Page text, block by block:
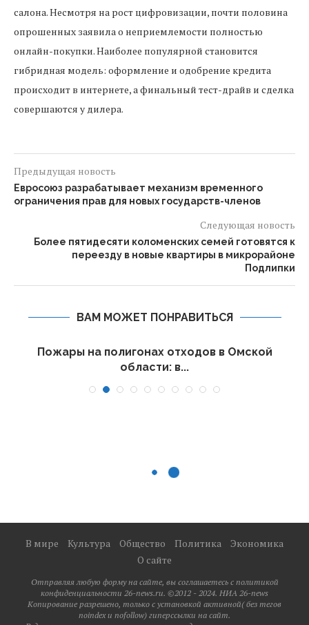
салона. Несмотря на рост цифровизации, почти половина
опрошенных заявила о неприемлемости полностью
онлайн-покупки. Наиболее популярной становится
гибридная модель: оформление и одобрение кредита
происходит в интернете, а финальный тест-драйв и сделка
совершаются у дилера.
Предыдущая новость
Евросоюз разрабатывает механизм временного
ограничения прав для новых государств-членов
Следующая новость
Более пятидесяти коломенских семей готовятся к
переезду в новые квартиры в микрорайоне
Подлипки
ВАМ МОЖЕТ ПОНРАВИТЬСЯ
Пожары на полигонах отходов в Омской
области: в...
В мире Культура Общество Политика
Экономика
О сайте
Отправляя любую форму на сайте, вы соглашаетесь с политикой
конфиденциальности 26-news.ru. ©2012 - 2024. НИА 26-news
Копирование разрешено, только с установкой активной( без тегов
noindex и nofollow) гиперссылки на сайт.